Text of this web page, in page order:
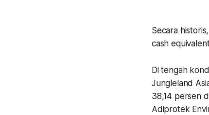
Secara
cash
Di tengah
Jungleland
38,14 persen
Adiprotek